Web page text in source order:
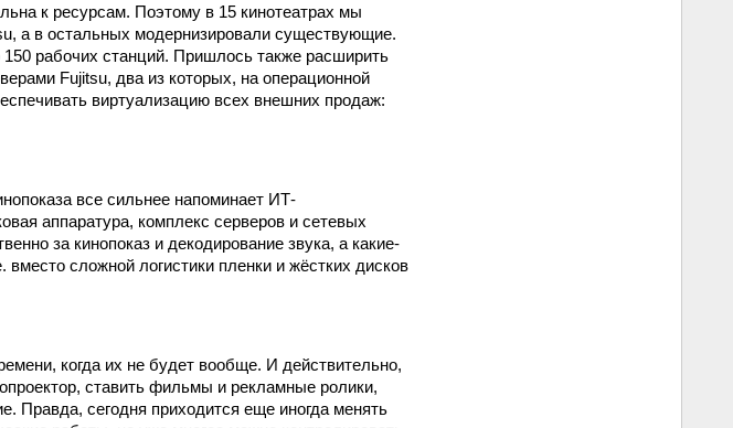
к ресурсам. Поэтому в 15 кинотеатрах мы
а в остальных модернизировали существующие.
рабочих станций. Пришлось также расширить
Fujitsu, два из которых, на операционной
виртуализацию всех внешних продаж:
все сильнее напоминает ИТ-
аппаратура, комплекс серверов и сетевых
за кинопоказ и декодирование звука, а какие-
сложной логистики пленки и жёстких дисков
когда их не будет вообще. И действительно,
ставить фильмы и рекламные ролики,
Правда, сегодня приходится еще иногда менять